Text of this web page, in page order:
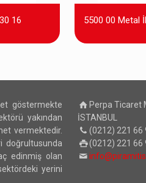
16 5500 00 Metal
göstermekte
yakından
vermektedir.
doğrultusunda
edinmiş olan
yerini
Perpa Ticaret
İSTANBUL
(0212) 221 66
(0212) 221 66